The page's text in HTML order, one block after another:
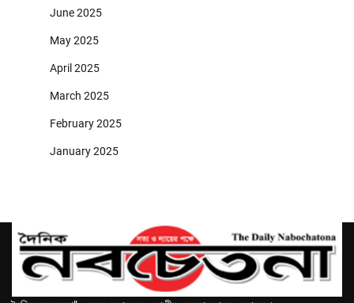
June 2025
May 2025
April 2025
March 2025
February 2025
January 2025